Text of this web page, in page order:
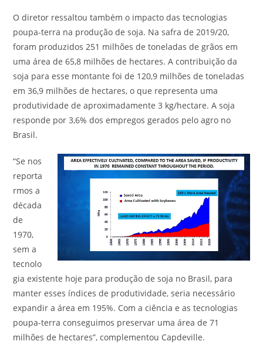
O diretor ressaltou também o impacto das tecnologias
poupa-terra na produção de soja. Na safra de 2019/20,
foram produzidos 251 milhões de toneladas de grãos em
uma área de 65,8 milhões de hectares. A contribuição da
soja para esse montante foi de 120,9 milhões de toneladas
em 36,9 milhões de hectares, o que representa uma
produtividade de aproximadamente 3 kg/hectare. A soja
responde por 3,6% dos empregos gerados pelo agro no
Brasil.
“Se nos
reporta
rmos a
década
de
1970,
sem a
tecnolo
gia existente hoje para produção de soja no Brasil, para
manter esses índices de produtividade, seria necessário
expandir a área em 195%. Com a ciência e as tecnologias
poupa-terra conseguimos preservar uma área de 71
milhões de hectares”, complementou Capdeville.